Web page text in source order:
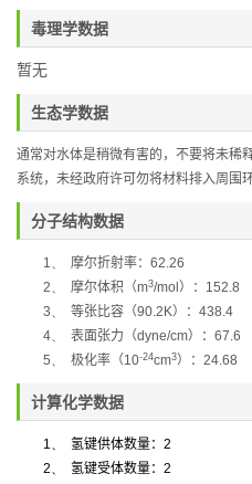
毒理学数据
暂无
生态学数据
通常对水体是稍微有害的，不要将未稀
系统，未经政府许可勿将材料排入周围环
分子结构数据
1、 摩尔折射率： 62.26
2、
摩尔体积（m3/mol ）： 152.8
3、
等张比容（90.2K）： 438.4
4、
表面张力（dyne/cm）： 67.6
5、
极化率 （10-24cm3）： 24.68
计算化学数据
1、 氢键供体数量： 2
2、
氢键受体数量： 2